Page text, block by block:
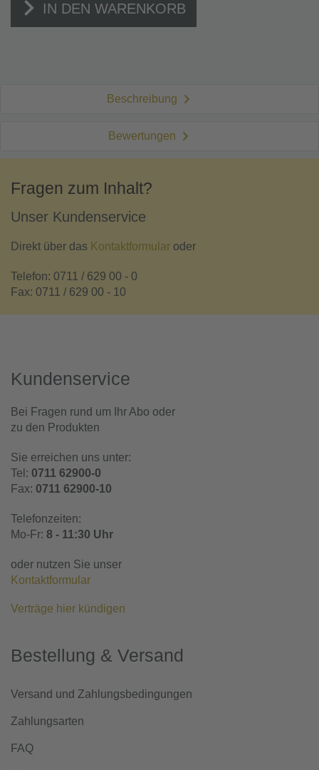
IN DEN WARENKORB
Beschreibung
Bewertungen
Fragen zum Inhalt?
Unser Kundenservice
Direkt über das Kontaktformular oder
Telefon: 0711 / 629 00 - 0
Fax: 0711 / 629 00 - 10
Kundenservice
Bei Fragen rund um Ihr Abo oder
zu den Produkten
Sie erreichen uns unter:
Tel: 0711 62900-0
Fax: 0711 62900-10
Telefonzeiten:
Mo-Fr: 8 - 11:30 Uhr
oder nutzen Sie unser
Kontaktformular
Verträge hier kündigen
Bestellung & Versand
Versand und Zahlungsbedingungen
Zahlungsarten
FAQ